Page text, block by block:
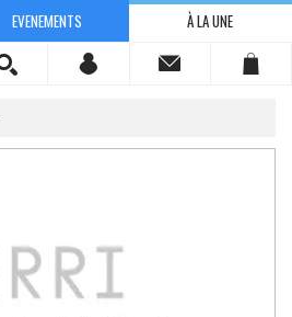
EVENEMENTS À LA UNE